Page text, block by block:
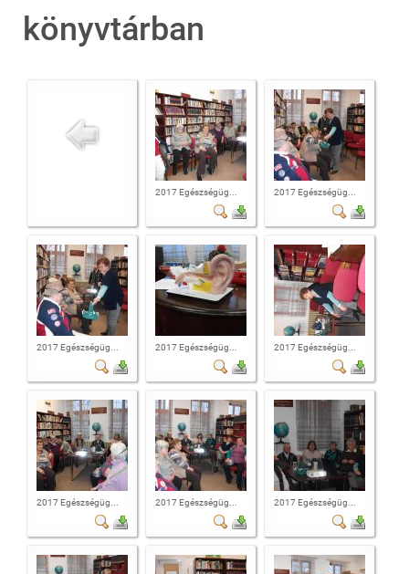
könyvtárban
2017 Egészségüg... 2017 Egészségüg...
2017 Egészségüg... 2017 Egészségüg... 2017 Egészségüg...
2017 Egészségüg... 2017 Egészségüg... 2017 Egészségüg...